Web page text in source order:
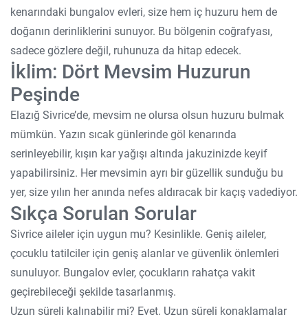
kenarındaki bungalov evleri, size hem iç huzuru hem de
doğanın derinliklerini sunuyor. Bu bölgenin coğrafyası,
sadece gözlere değil, ruhunuza da hitap edecek.
İklim: Dört Mevsim Huzurun
Peşinde
Elazığ Sivrice’de, mevsim ne olursa olsun huzuru bulmak
mümkün. Yazın sıcak günlerinde göl kenarında
serinleyebilir, kışın kar yağışı altında jakuzinizde keyif
yapabilirsiniz. Her mevsimin ayrı bir güzellik sunduğu bu
yer, size yılın her anında nefes aldıracak bir kaçış vadediyor.
Sıkça Sorulan Sorular
Sivrice aileler için uygun mu? Kesinlikle. Geniş aileler,
çocuklu tatilciler için geniş alanlar ve güvenlik önlemleri
sunuluyor. Bungalov evler, çocukların rahatça vakit
geçirebileceği şekilde tasarlanmış.
Uzun süreli kalınabilir mi? Evet. Uzun süreli konaklamalar